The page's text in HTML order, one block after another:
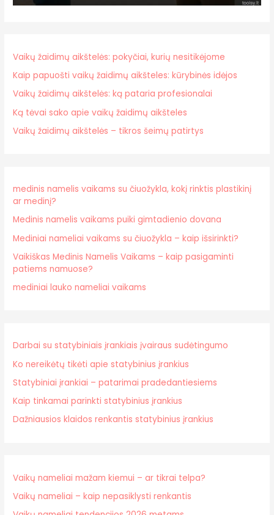
Vaikų žaidimų aikštelės: pokyčiai, kurių nesitikėjome
Kaip papuošti vaikų žaidimų aikšteles: kūrybinės idėjos
Vaikų žaidimų aikštelės: ką pataria profesionalai
Ką tėvai sako apie vaikų žaidimų aikšteles
Vaikų žaidimų aikštelės – tikros šeimų patirtys
medinis namelis vaikams su čiuožykla, kokį rinktis plastikinį
ar medinį?
Medinis namelis vaikams puiki gimtadienio dovana
Mediniai nameliai vaikams su čiuožykla – kaip išsirinkti?
Vaikiškas Medinis Namelis Vaikams – kaip pasigaminti
patiems namuose?
mediniai lauko nameliai vaikams
Darbai su statybiniais įrankiais įvairaus sudėtingumo
Ko nereikėtų tikėti apie statybinius įrankius
Statybiniai įrankiai – patarimai pradedantiesiems
Kaip tinkamai parinkti statybinius įrankius
Dažniausios klaidos renkantis statybinius įrankius
Vaikų nameliai mažam kiemui – ar tikrai telpa?
Vaikų nameliai – kaip nepasiklysti renkantis